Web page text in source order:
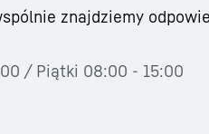
znajdziemy
/ Piątki 08:00 - 15:00